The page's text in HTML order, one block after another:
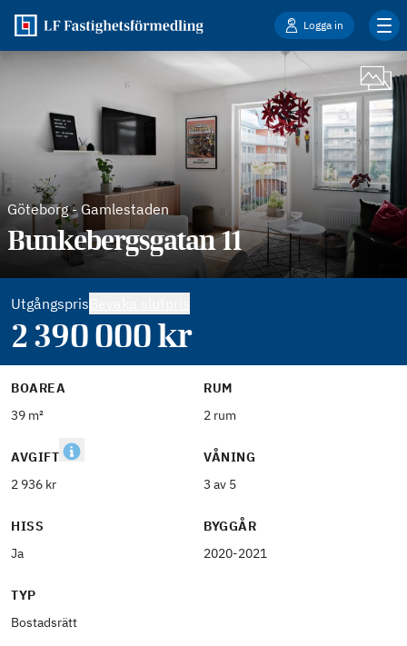
Logga in
Göteborg- Gamlestaden
Bunkebergsgatan 11
Utgångspris
2 390 000kr
BOAREA
39 m²
RUM
2 rum
AVGIFT
2 936 kr
VÅNING
3 av 5
HISS
Ja
BYGGÅR
2020-2021
TYP
Bostadsrätt